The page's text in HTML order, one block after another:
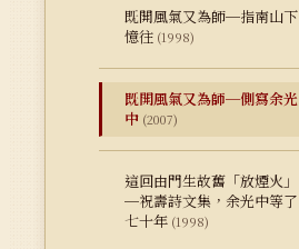
既開風氣又為師─指南山下
憶往 (1998)
既開風氣又為師─側寫余光
中 (2007)
這回由門生故舊「放煙火」
─祝壽詩文集，余光中等了
七十年 (1998)